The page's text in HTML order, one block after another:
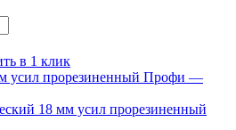
18 мм усил прорезиненный